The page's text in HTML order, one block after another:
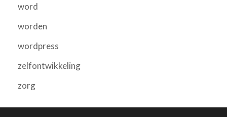
word
worden
wordpress
zelfontwikkeling
zorg